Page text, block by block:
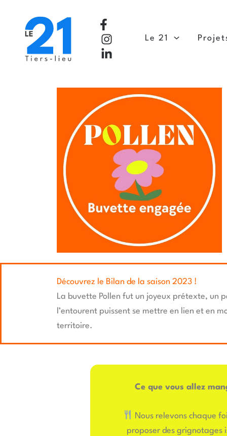
contenu
Le 21
Découvrez le Bilan de la saison 2023 !
La buvette Pollen fut un joyeux prétexte, un
l’entourent puissent se mettre en lien et en
territoire.
Ce que vous allez
Nous relevons chaque
proposer des grignotages